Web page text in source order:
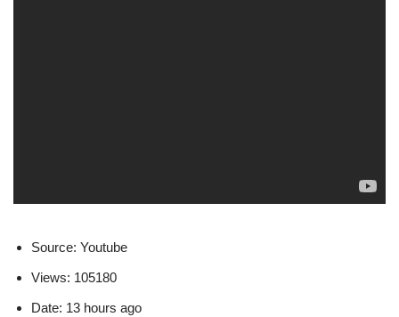
Source: Youtube
Views: 105180
Date: 13 hours ago